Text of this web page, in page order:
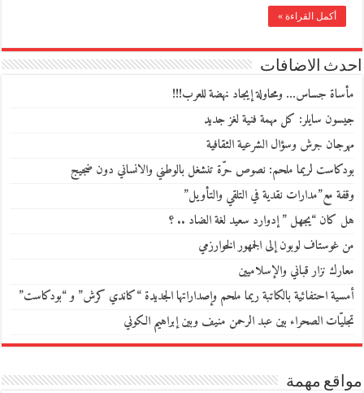
أكمل القراءة »
احدث الاضافات
مأساة جساس… ومحاولة إيجاد نهضة للعرب!!!
جيسون سايلر: كل مهمة فنية لغز جديد
مهرجان جرش وسؤال الشرعية الثقافية
بودكاست لريما ملحم: نصوص حرّة تنشغل بالوطني والانساني دون ضجيج
وقفة مع”مدارات نقدية في التلقي والتأويل”
هل كان “يجهل ” إدوارد سعيد لغة الضاد .. ؟
من غوستاف لوبون إلى الجمهور الخوارزمي
معارك نزار قباني والإسلاميين
أمسية احتفائية بالكاتبة ريما ملحم وإصداراتها الجديدة “كاندي كرش” و “بودكاست”
تجليّات الصحراء بين عبد الرحمن منيف وبين إبراهيم الكوني
مواقع مهمة